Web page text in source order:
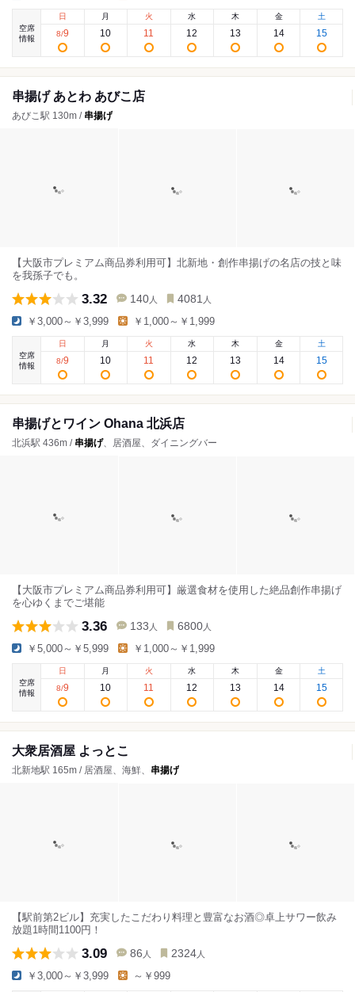
空席
情報
日
8/9
月
10
火
11
水
12
木
13
金
14
土
15
串揚げ あとわ あびこ店
あびこ駅 130m / 串揚げ
【大阪市プレミアム商品券利用可】北新地・創作串揚げの名店の技と味
を我孫子でも。
3.32 140 人 4081 人
￥3,000～￥3,999 ￥1,000～￥1,999
空席
情報
日
8/9
月
10
火
11
水
12
木
13
金
14
土
15
串揚げとワイン Ohana 北浜店
北浜駅 436m / 串揚げ、居酒屋、ダイニングバー
【大阪市プレミアム商品券利用可】厳選食材を使用した絶品創作串揚げ
を心ゆくまでご堪能
3.36 133 人 6800 人
￥5,000～￥5,999 ￥1,000～￥1,999
空席
情報
日
8/9
月
10
火
11
水
12
木
13
金
14
土
15
大衆居酒屋 よっとこ
北新地駅 165m / 居酒屋、海鮮、 串揚げ
【駅前第2ビル】充実したこだわり料理と豊富なお酒◎卓上サワー飲み
放題1時間1100円！
3.09 86 人 2324 人
￥3,000～￥3,999 ～￥999